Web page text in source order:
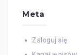
Meta
Zaloguj się